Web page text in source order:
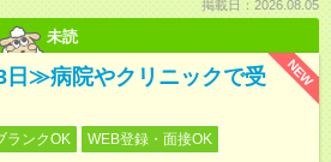
掲載日：2026.08.05
未読
NEW
≫病院やクリニックで受
ランクOK WEB登録・面接OK